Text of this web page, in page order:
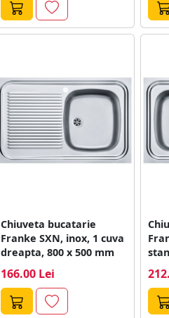
Chiuveta bucatarie
Franke SXN, inox, 1 cuva
dreapta, 800 x 500 mm
166.00 Lei